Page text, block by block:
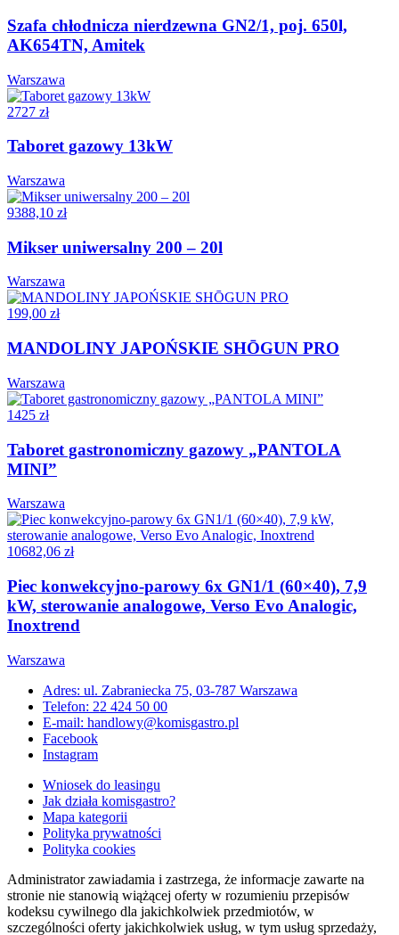
Szafa chłodnicza nierdzewna GN2/1, poj. 650l,
AK654TN, Amitek
Warszawa
2727 zł
Taboret gazowy 13kW
Warszawa
9388,10 zł
Mikser uniwersalny 200 – 20l
Warszawa
199,00 zł
MANDOLINY JAPOŃSKIE SHŌGUN PRO
Warszawa
1425 zł
Taboret gastronomiczny gazowy „PANTOLA
MINI”
Warszawa
10682,06 zł
Piec konwekcyjno-parowy 6x GN1/1 (60×40), 7,9
kW, sterowanie analogowe, Verso Evo Analogic,
Inoxtrend
Warszawa
Adres: ul. Zabraniecka 75, 03-787 Warszawa
Telefon: 22 424 50 00
E-mail: handlowy@komisgastro.pl
Facebook
Instagram
Wniosek do leasingu
Jak działa komisgastro?
Mapa kategorii
Polityka prywatności
Polityka cookies
Administrator zawiadamia i zastrzega, że informacje zawarte na
stronie nie stanowią wiążącej oferty w rozumieniu przepisów
kodeksu cywilnego dla jakichkolwiek przedmiotów, w
szczególności oferty jakichkolwiek usług, w tym usług sprzedaży,